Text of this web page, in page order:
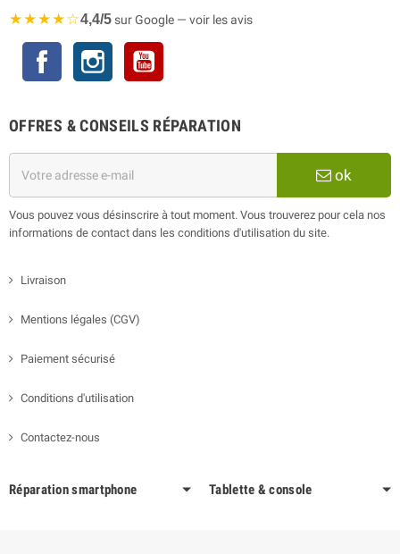
★★★★☆4,4/5sur Google — voir les avis
Facebook Instagram
OFFRES & CONSEILS RÉPARATION
ok
Vous pouvez vous désinscrire à tout moment. Vous trouverez pour cela nos
informations de contact dans les conditions d'utilisation du site.
Livraison
Mentions légales (CGV)
Paiement sécurisé
Conditions d'utilisation
Contactez-nous
Réparation smartphone Tablette & console